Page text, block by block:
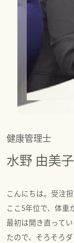
健康管理士
水野 由美子
こんにちは。受注担
ここ5年位で、体重
最初は開き直って
たので、そろそろ